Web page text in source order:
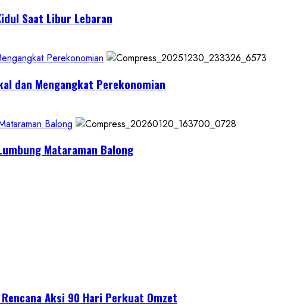
Saat Libur Lebaran
Perekonomian
dan Mengangkat Perekonomian
Balong
Mataraman Balong
Aksi 90 Hari Perkuat Omzet